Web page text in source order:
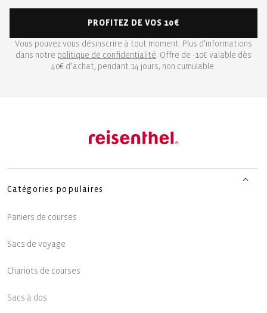
PROFITEZ DE VOS 10€
Vous pouvez vous désinscrire à tout moment. Plus d'informations
dans notre politique de confidentialité . Offre de -10€ valable dès
40€ d’achat, pendant 14 jours, non cumulable.
Catégories populaires
Paniers de courses
Sacs de voyage
Chariots de courses
Sacs à dos